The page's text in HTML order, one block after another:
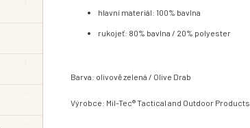
hlavní materiál: 100% bavlna
rukojeť: 80% bavlna / 20% polyester
Barva: olivově zelená / Olive Drab
Výrobce: Mil-Tec® Tactical and Outdoor Products